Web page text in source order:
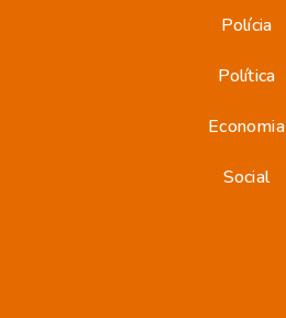
Polícia
Política
Economia
Social